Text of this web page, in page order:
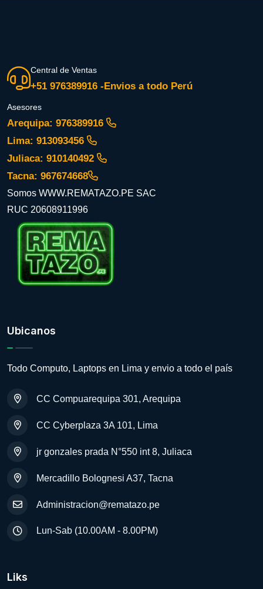
Central de Ventas
+51 976389916 -Envios a todo Perú
Asesores
Arequipa: 976389916
Lima: 913093456
Juliaca: 910140492
Tacna: 967674668
Somos WWW.REMATAZO.PE SAC
RUC 20608911996
Ubicanos
Todo Computo, Laptops en Lima y envio a todo el país
CC Compuarequipa 301, Arequipa
CC Cyberplaza 3A 101, Lima
jr gonzales prada N°550 int 8, Juliaca
Mercadillo Bolognesi A37, Tacna
Administracion@rematazo.pe
Lun-Sab (10.00AM - 8.00PM)
Liks